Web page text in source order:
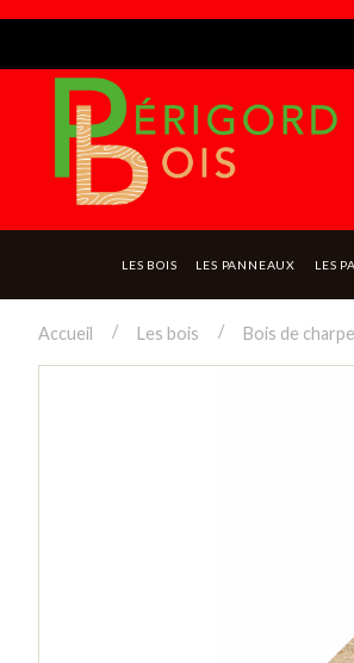
LES BOIS LES PANNEAUX LES
Accueil Les bois Bois de